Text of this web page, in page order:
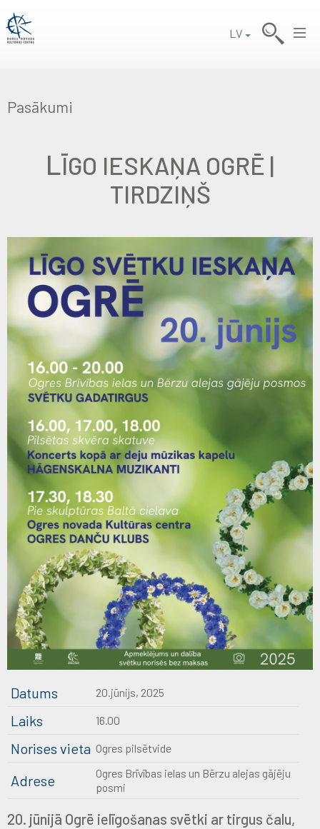
LV
Pasākumi
LĪGO IESKAŅA OGRĒ |
TIRDZIŅŠ
Datums 20.jūnijs, 2025
Laiks 16.00
Norises vieta Ogres pilsētvide
Adrese
Ogres Brīvības ielas un Bērzu alejas gājēju
posmi
20. jūnijā Ogrē ielīgošanas svētki ar tirgus čalu,